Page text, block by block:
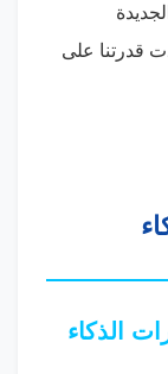
قدرتنا على
الذكاء